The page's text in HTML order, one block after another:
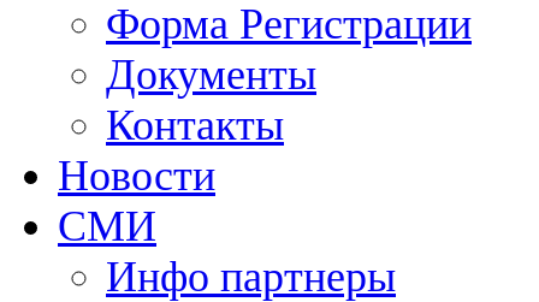
Форма Регистрации
Документы
Контакты
Новости
СМИ
Инфо партнеры